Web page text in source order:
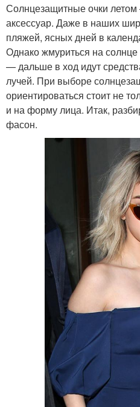
Солнцезащитные очки
аксессуар. Даже в наших
пляжей, ясных дней в
Однако жмуриться на
— дальше в ход идут
лучей. При выборе
ориентироваться стоит не
и на форму лица. Итак,
фасон.